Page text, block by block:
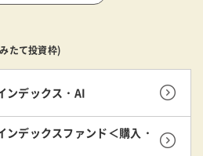
たて投資枠)
ンデックス・AI
ンデックスファンド＜購入・